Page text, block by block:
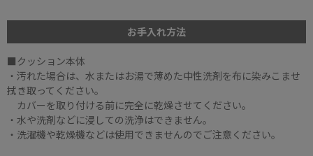
お手入れ方法
■クッション本体
・汚れた場合は、水またはお湯で薄めた中性洗剤を布に染みこませ
拭き取ってください。
カバーを取り付ける前に完全に乾燥させてください。
・水や洗剤などに浸しての洗浄はできません。
・洗濯機や乾燥機などは使用できませんのでご注意ください。